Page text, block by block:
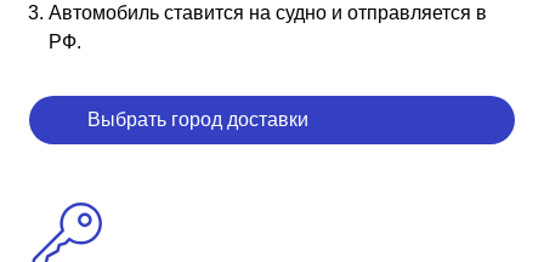
Автомобиль ставится на судно и отправляется в
РФ.
Выбрать город доставки